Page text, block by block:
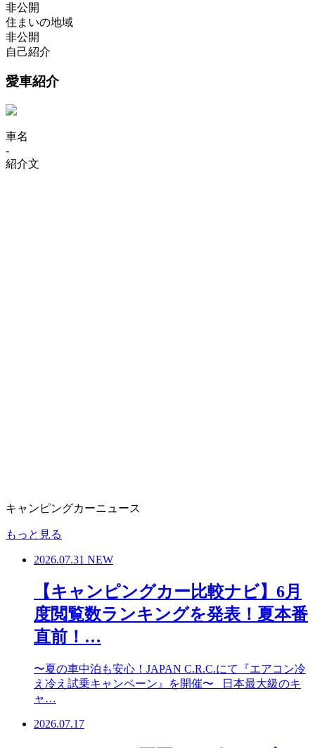
非公開
住まいの地域
非公開
自己紹介
愛車紹介
車名
-
紹介文
キャンピングカーニュース
もっと見る
2026.07.31 NEW
【キャンピングカー比較ナビ】6月
度閲覧数ランキングを発表！夏本番
直前！…
〜夏の車中泊も安心！JAPAN C.R.C.にて『エアコン冷
え冷え試乗キャンペーン』を開催〜 日本最大級のキ
ャ…
2026.07.17